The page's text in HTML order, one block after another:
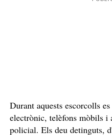
Durant aquests escorcolls
electrònic, telèfons mòbils i
policial. Els deu detinguts,